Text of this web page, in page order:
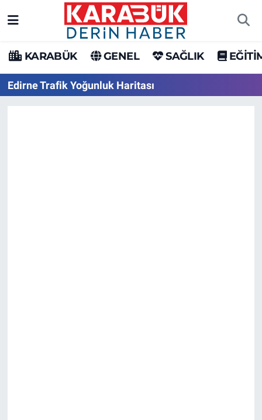
KARABÜK GENEL SAĞLIK
Edirne Trafik Yoğunluk Haritası
Karabük Hava Durumu